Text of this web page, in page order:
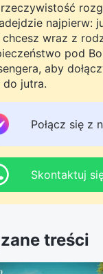
najpierw:
chcesz wraz z
pod
aby
jutra.
Połącz się z
Skontaktuj
treści